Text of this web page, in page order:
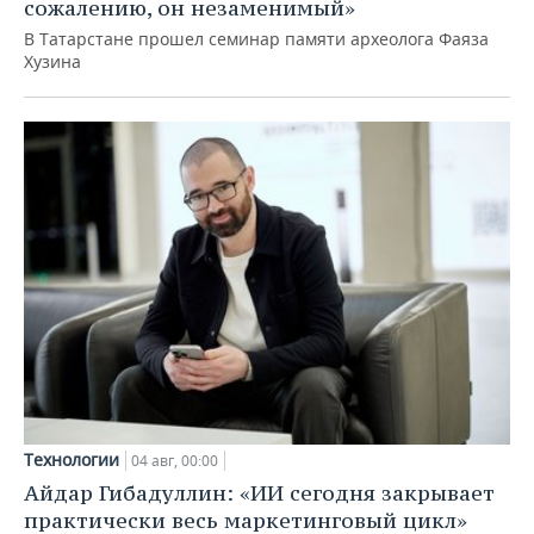
сожалению, он незаменимый»
В Татарстане прошел семинар памяти археолога Фаяза
Хузина
Технологии 04 авг, 00:00
Айдар Гибадуллин: «ИИ сегодня закрывает
практически весь маркетинговый цикл»